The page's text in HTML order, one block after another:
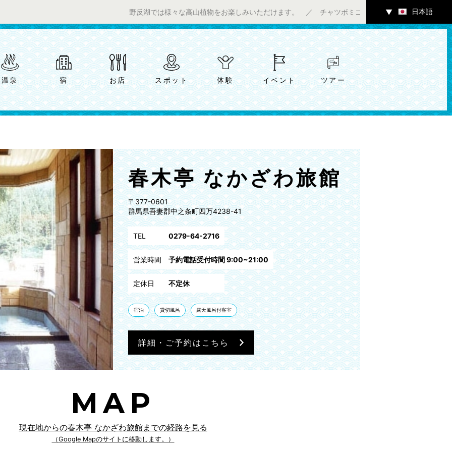
野反湖では様々な高山植物をお楽しみいただけます。 ／ チャツボミゴケ公園内ギャラリーにて7/4（土）～ア
▼ 日本語
温泉 宿 お店 スポット 体験 イベント ツアー
春木亭 なかざわ旅館
〒377-0601
群馬県吾妻郡中之条町四万4238-41
TEL 0279-64-2716
営業時間 予約電話受付時間 9:00~21:00
定休日 不定休
宿泊 貸切風呂 露天風呂付客室
詳細・ご予約はこちら
MAP
現在地からの春木亭 なかざわ旅館までの経路を見る
（Google Mapのサイトに移動します。）